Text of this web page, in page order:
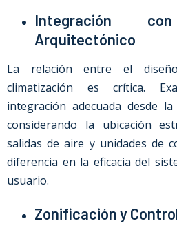
Integración
Arquitectónico
La relación entre el
climatización es crítica.
integración adecuada desde
considerando la ubicación
salidas de aire y unidades de
diferencia en la eficacia del
usuario.
Zonificación y